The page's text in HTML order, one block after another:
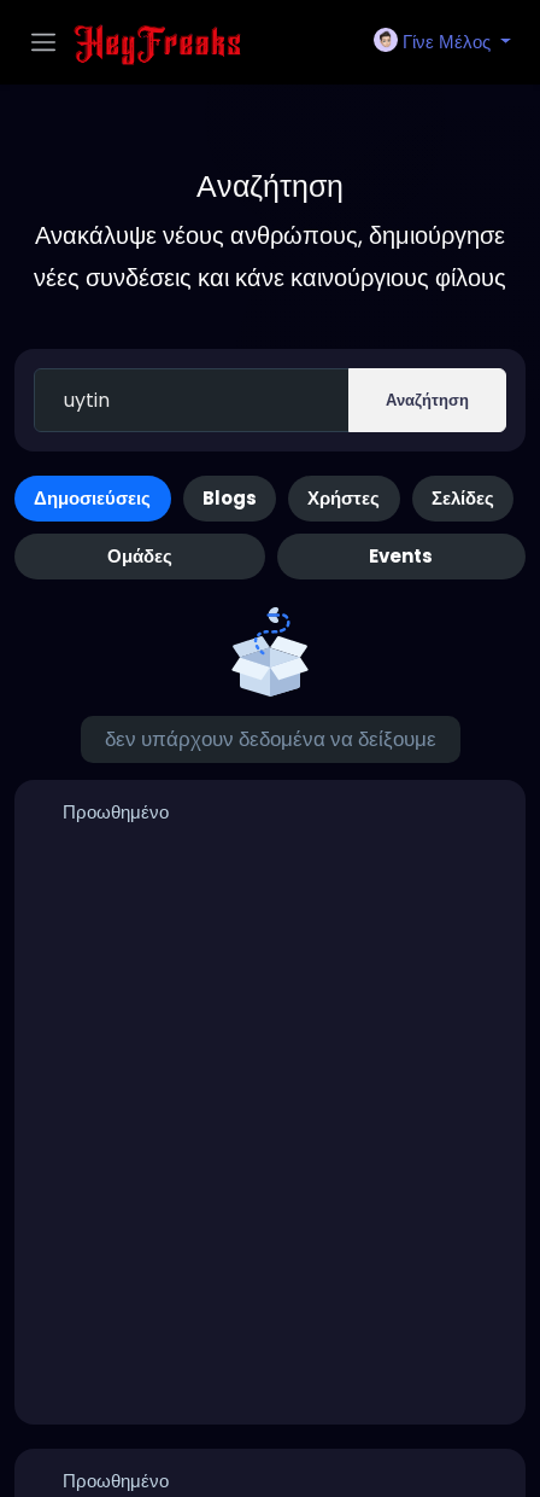
Γίνε Μέλος
Αναζήτηση
Ανακάλυψε νέους ανθρώπους, δημιούργησε
νέες συνδέσεις και κάνε καινούργιους φίλους
Αναζήτηση
Δημοσιεύσεις Blogs Χρήστες Σελίδες
Ομάδες Events
δεν υπάρχουν δεδομένα να δείξουμε
Προωθημένο
Προωθημένο